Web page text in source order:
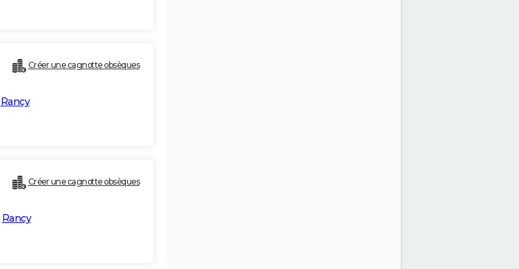
Créer une cagnotte obsèques
Rancy
Créer une cagnotte obsèques
Rancy